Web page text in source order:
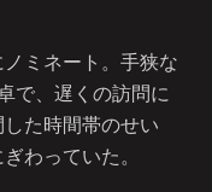
ミネート。手狭な
で、遅くの訪問に
た時間帯のせい
わっていた。